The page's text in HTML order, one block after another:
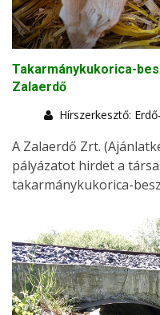
Takarmánykukorica-
Zalaerdő
Hírszerkesztő:
A Zalaerdő Zrt.
pályázatot hirdet a
takarmánykukorica-